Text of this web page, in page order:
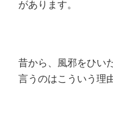
があります。
昔から、風邪をひい
言うのはこういう理